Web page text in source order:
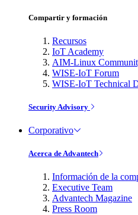
Compartir y formación
Recursos
IoT Academy
AIM-Linux
WISE-IoT Forum
WISE-IoT Technical
Security Advisory
Corporativo
Acerca de Advantech
Información de la
Executive Team
Advantech Magazine
Press Room